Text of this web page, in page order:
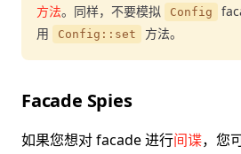
方法。同样，不要模拟 Config
用
Config::set 方法。
Facade Spies
如果您想对 facade 进行间谍，您